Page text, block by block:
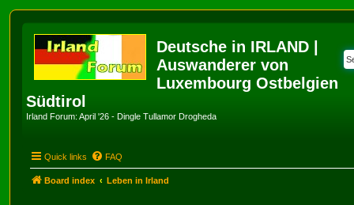
Deutsche in IRLAND |
Auswanderer von
Luxembourg Ostbelgien
Südtirol
Irland Forum: April '26 - Dingle Tullamor Drogheda
Quick links FAQ
Board index Leben in Irland